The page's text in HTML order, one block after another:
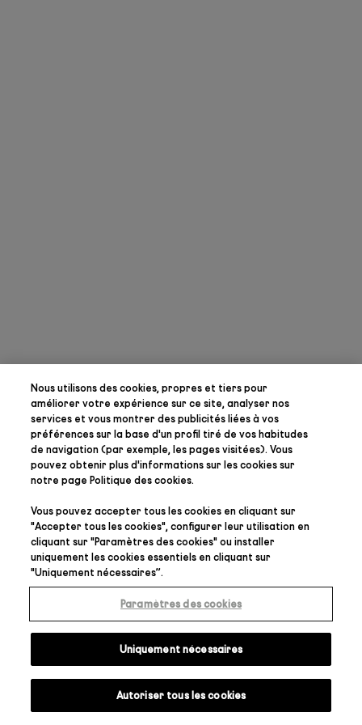
Nous utilisons des cookies, propres et tiers pour
améliorer votre expérience sur ce site, analyser nos
services et vous montrer des publicités liées à vos
préférencessur la base d'un profil tiré de vos habitudes
de navigation (par exemple, les pages visitées). Vous
pouvez obtenir plus d'informations sur les cookies sur
notre pagePolitique des cookies.
Vous pouvez accepter tous les cookies en cliquant sur
"Accepter tous les cookies", configurer leur utilisation en
cliquant sur "Paramètres des cookies" ou installer
uniquement les cookies essentiels en cliquant sur
"Uniquement nécessaires”.
Paramètres des cookies
Uniquement nécessaires
Autoriser tous les cookies